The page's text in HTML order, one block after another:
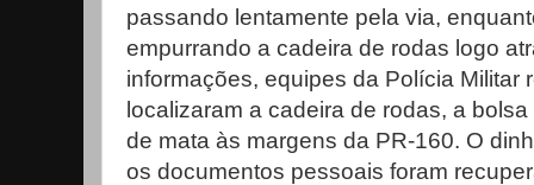
passando lentamente pela via,
empurrando a cadeira de rodas logo
informações, equipes da Polícia Militar
localizaram a cadeira de rodas, a
de mata às margens da PR-160. O
os documentos pessoais foram